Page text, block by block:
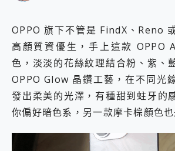
OPPO 旗下不管是 FindX、Reno
高顏質資優生，手上這款 OPPO
色，淡淡的花絲紋理結合粉、紫、
OPPO Glow 晶鑽工藝，在不同光
發出柔美的光澤，有種甜到蛀牙的
你偏好暗色系，另一款摩卡棕顏色也